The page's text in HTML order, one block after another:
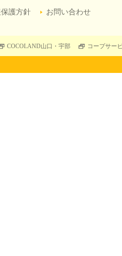
護方針 お問い合わせ
COCOLAND山口・宇部 コープサー